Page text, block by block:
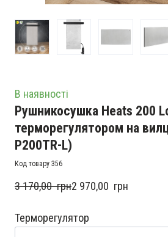
В наявності
Рушникосушка Heats 200
терморегулятором на
P200TR-L)
Код товару 356
3 170,00  грн2 970,00  грн
Терморегулятор